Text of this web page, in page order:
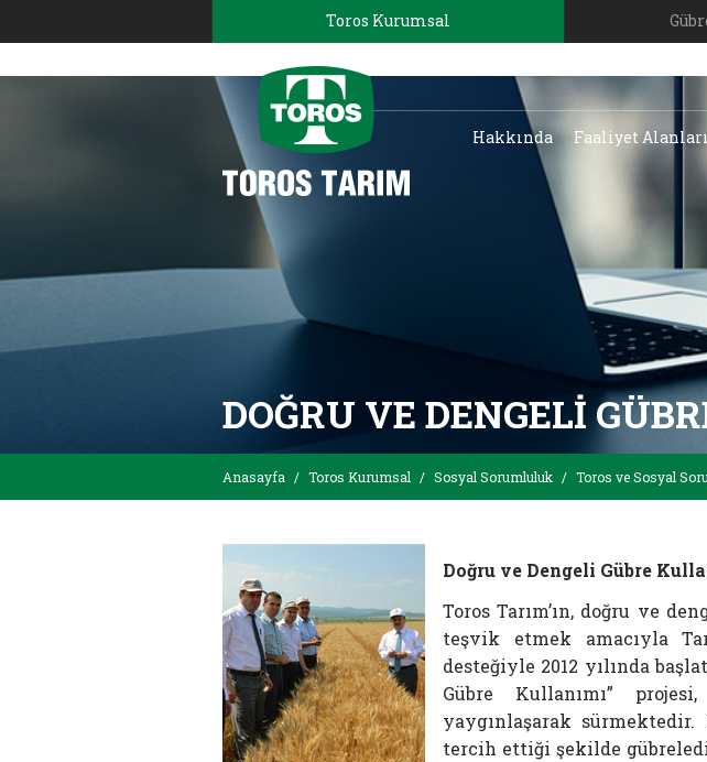
Toros Kurumsal
Hakkında Faaliyet Alanları
DOĞRU VE DENGELI
Anasayfa / Toros Kurumsal / Sosyal Sorumluluk / Toros ve Sosyal
Doğru ve Dengeli Gübre
Toros Tarım’ın, doğru ve
teşvik etmek amacıyla
desteğiyle 2012 yılında
Gübre Kullanımı”
yaygınlaşarak
tercih ettiği şekilde